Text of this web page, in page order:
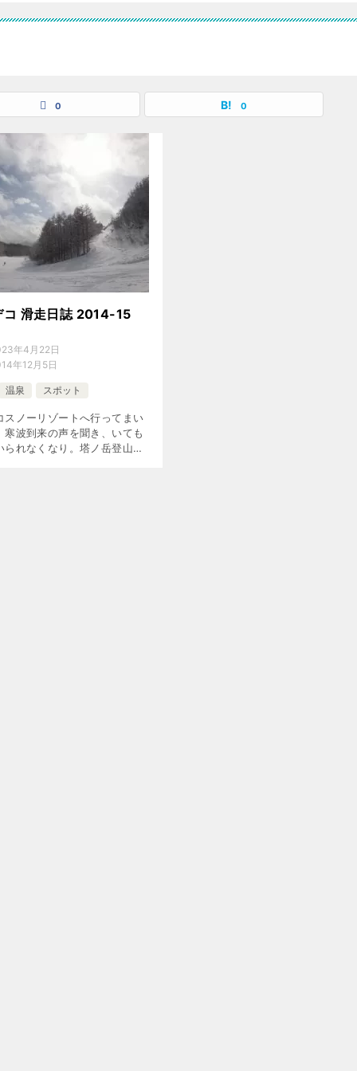
0 0
コ 滑走日誌 2014-15
年4月22日
年12月5日
温泉 スポット
スノーリゾートへ行ってまい
寒波到来の声を聞き、いても
られなくなり。塔ノ岳登山の